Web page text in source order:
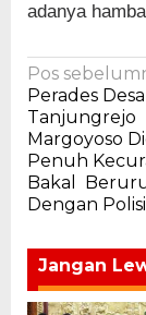
adanya
pos
Pos
Perades Desa
Tanjungrejo
Margoyoso
Penuh
Bakal
Dengan Polisi
Jangan